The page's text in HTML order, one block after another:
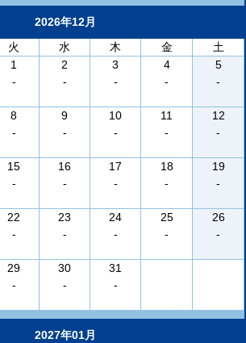
2026年12月
火 水 木 金
土
1
-
2
-
3
-
4
-
5
-
8
-
9
-
10
-
11
-
12
-
15
-
16
-
17
-
18
-
19
-
22
-
23
-
24
-
25
-
26
-
29
-
30
-
31
-
2027年01月